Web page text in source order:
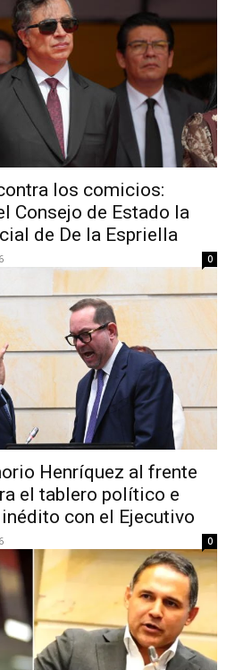
los comicios:
Consejo de Estado la
de De la Espriella
0
Henríquez al frente
el tablero político e
con el Ejecutivo
0